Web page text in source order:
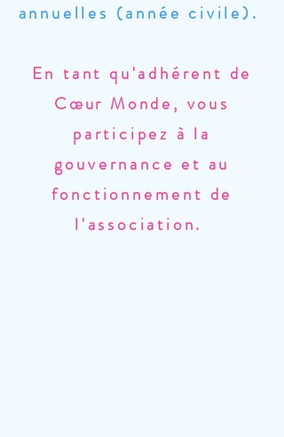
annuelles (année civile).
En tant qu'adhérent de
Cœur Monde, vous
participez à la
gouvernance et au
fonctionnement de
l'association.